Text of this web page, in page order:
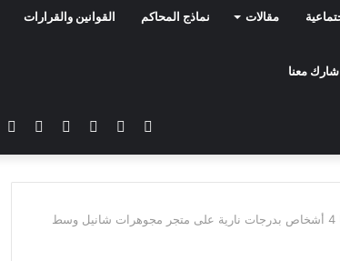
مقالات نماذج المحاكم القوانين والقرارات
شارك معنا
سناب
تشات
انستقرام يوتيوب تويترفيسبوك
فيديو/ كاميرات المارة توثق عملية سطو مسلح نفذها 4 أشخاص بدرجات نارية على متجر مجوهرات شانيل وسط